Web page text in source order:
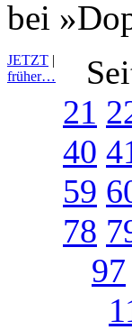
bei
JETZT |
früher…
21
40
59
78
97